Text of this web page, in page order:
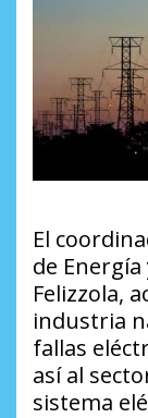
El
de
Felizzola,
industria
fallas
así al
sistema